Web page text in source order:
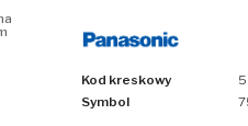
Kod kreskowy
Symbol